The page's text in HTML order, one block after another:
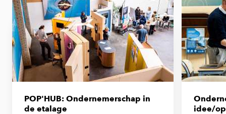
POP'HUB: Ondernemerschap in
de etalage
idee/